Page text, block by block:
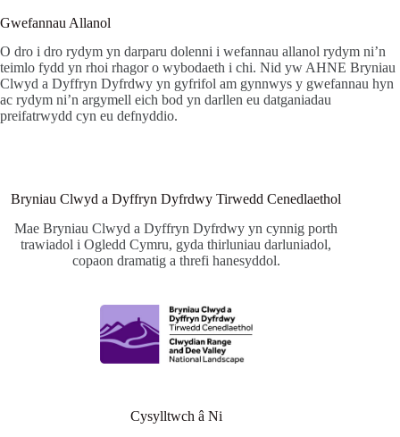
Gwefannau Allanol
O dro i dro rydym yn darparu dolenni i wefannau allanol rydym ni’n
teimlo fydd yn rhoi rhagor o wybodaeth i chi. Nid yw AHNE Bryniau
Clwyd a Dyffryn Dyfrdwy yn gyfrifol am gynnwys y gwefannau hyn
ac rydym ni’n argymell eich bod yn darllen eu datganiadau
preifatrwydd cyn eu defnyddio.
Bryniau Clwyd a Dyffryn Dyfrdwy Tirwedd Cenedlaethol
Mae Bryniau Clwyd a Dyffryn Dyfrdwy yn cynnig porth
trawiadol i Ogledd Cymru, gyda thirluniau darluniadol,
copaon dramatig a threfi hanesyddol.
Cysylltwch â Ni